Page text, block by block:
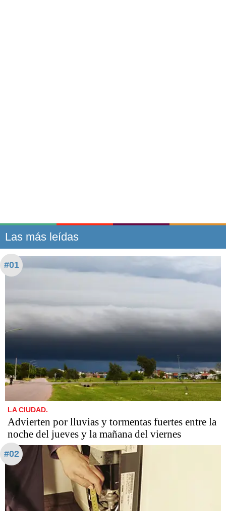
Las más leídas
#01
LA CIUDAD.
Advierten por lluvias y tormentas fuertes entre la
noche del jueves y la mañana del viernes
#02